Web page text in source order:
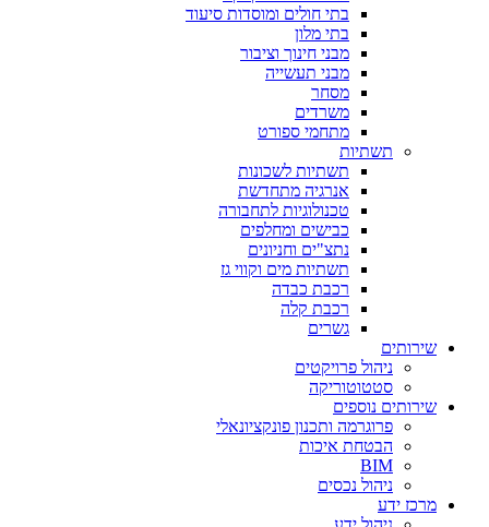
בתי חולים ומוסדות סיעוד
בתי מלון
מבני חינוך וציבור
מבני תעשייה
מסחר
משרדים
מתחמי ספורט
תשתיות
תשתיות לשכונות
אנרגיה מתחדשת
טכנולוגיות לתחבורה
כבישים ומחלפים
נתצ"ים וחניונים
תשתיות מים וקווי גז
רכבת כבדה
רכבת קלה
גשרים
שירותים
ניהול פרויקטים
סטטוטוריקה
שירותים נוספים
פרוגרמה ותכנון פונקציונאלי
הבטחת איכות
BIM
ניהול נכסים
מרכז ידע